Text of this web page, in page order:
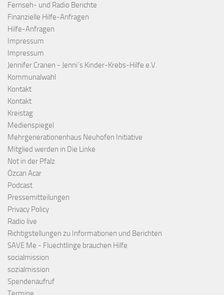
Fernseh- und Radio Berichte
Finanzielle Hilfe-Anfragen
Hilfe-Anfragen
Impressum
Impressum
Jennifer Cranen - Jenni´s Kinder-Krebs-Hilfe e.V.
Kommunalwahl
Kontakt
Kontakt
Kreistag
Medienspiegel
Mehrgenerationenhaus Neuhofen Initiative
Mitglied werden in Die Linke
Not in der Pfalz
Özcan Acar
Podcast
Pressemitteilungen
Privacy Policy
Radio live
Richtigstellungen zu Informationen und Berichten
SAVE Me - Fluechtlinge brauchen Hilfe
socialmission
sozialmission
Spendenaufruf